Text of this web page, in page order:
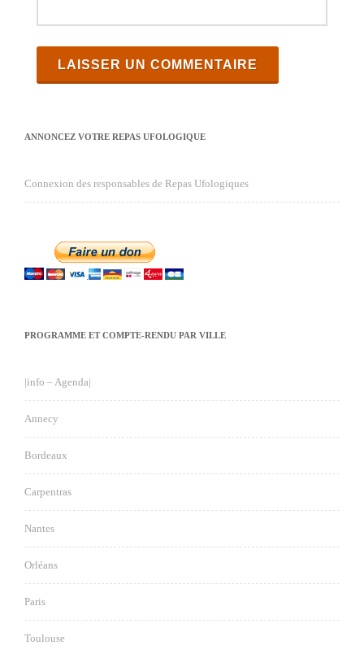
ANNONCEZ VOTRE REPAS UFOLOGIQUE
Connexion des responsables de Repas Ufologiques
PROGRAMME ET COMPTE-RENDU PAR VILLE
|info – Agenda|
Annecy
Bordeaux
Carpentras
Nantes
Orléans
Paris
Toulouse